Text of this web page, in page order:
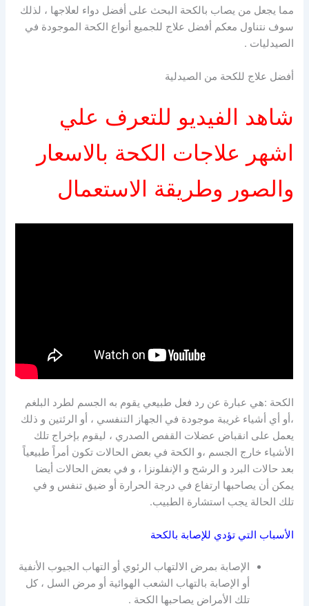
مما يجعل من يصاب بالكحة البحث على أفضل دواء لعلاجها ، لذلك
سوف نتناول معكم أفضل علاج للجميع أنواع الكحة الموجودة في
الصيدليات .
أفضل علاج للكحة من الصيدلية
شاهد الفيديو للتعرف علي
اشهر علاجات الكحة بالاسعار
والصور وطريقة الاستعمال
الكحة :هي عبارة عن رد فعل طبيعي يقوم به الجسم لطرد البلغم
،أو أي أشياء غريبة موجودة في الجهاز التنفسي ، أو الرئتين و ذلك
يعمل على انقباض عضلات القفص الصدري ، ليقوم بإخراج تلك
الأشياء خارج الجسم ،و الكحة في بعض الحالات تكون أمراً طبيعياً
بعد حالات البرد و الرشح و الإنفلونزا ، و في بعض الحالات أيضا
يمكن أن يصاحبها ارتفاع في درجة الحرارة أو ضيق تنفس و في
تلك الحالة يجب استشارة الطبيب.
الأسباب التي تؤدي للإصابة بالكحة
الإصابة بمرض الالتهاب الرئوي أو التهاب الجيوب الأنفية
أو الإصابة بالتهاب الشعب الهوائية أو مرض السل ، كل
تلك الأمراض يصاحبها الكحة .